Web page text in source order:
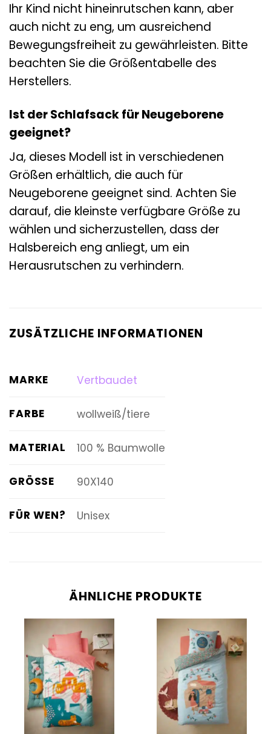
Ihr Kind nicht hineinrutschen kann, aber
auch nicht zu eng, um ausreichend
Bewegungsfreiheit zu gewährleisten. Bitte
beachten Sie die Größentabelle des
Herstellers.
Ist der Schlafsack für Neugeborene
geeignet?
Ja, dieses Modell ist in verschiedenen
Größen erhältlich, die auch für
Neugeborene geeignet sind. Achten Sie
darauf, die kleinste verfügbare Größe zu
wählen und sicherzustellen, dass der
Halsbereich eng anliegt, um ein
Herausrutschen zu verhindern.
ZUSÄTZLICHE INFORMATIONEN
MARKE Vertbaudet
FARBE wollweiß/tiere
MATERIAL 100 % Baumwolle
GRÖSSE 90X140
FÜR WEN? Unisex
ÄHNLICHE PRODUKTE